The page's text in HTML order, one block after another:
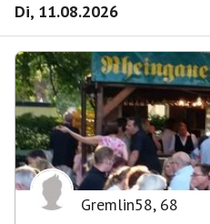
Di, 11.08.2026
Gremlin58, 68